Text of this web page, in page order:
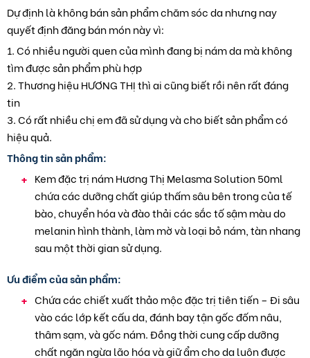
Dự định là không bán sản phẩm chăm sóc da nhưng nay
quyết định đăng bán món này vì:
1. Có nhiều người quen của mình đang bị nám da mà không
tìm được sản phẩm phù hợp
2. Thương hiệu HƯƠNG THỊ thì ai cũng biết rồi nên rất đáng
tin
3. Có rất nhiều chị em đã sử dụng và cho biết sản phẩm có
hiệu quả.
Thông tin sản phẩm:
Kem đặc trị nám Hương Thị Melasma Solution 50ml
chứa các dưỡng chất giúp thấm sâu bên trong của tế
bào, chuyển hóa và đào thải các sắc tố sậm màu do
melanin hình thành, làm mờ và loại bỏ nám, tàn nhang
sau một thời gian sử dụng.
Ưu điểm của sản phẩm:
Chứa các chiết xuất thảo mộc đặc trị tiên tiến – Đi sâu
vào các lớp kết cấu da, đánh bay tận gốc đốm nâu,
thâm sạm, và gốc nám. Đồng thời cung cấp dưỡng
chất ngăn ngừa lão hóa và giữ ẩm cho da luôn được